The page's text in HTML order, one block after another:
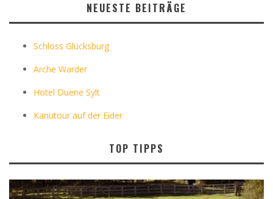
NEUESTE BEITRÄGE
Schloss Glücksburg
Arche Warder
Hotel Duene Sylt
Kanutour auf der Eider
TOP TIPPS